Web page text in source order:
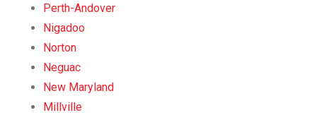
Perth-Andover
Nigadoo
Norton
Neguac
New Maryland
Millville